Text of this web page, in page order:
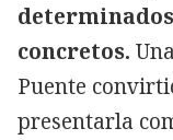
concretos.
Puente
presentarla